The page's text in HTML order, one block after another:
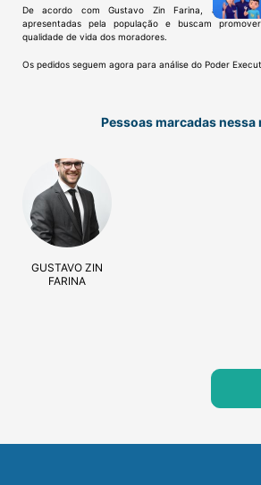
De acordo com Gustavo Zin Farina, as
apresentadas pela população e buscam
qualidade de vida dos moradores.
Os pedidos seguem agora para análise do Poder
Pessoas marcadas nessa
GUSTAVO ZIN
FARINA